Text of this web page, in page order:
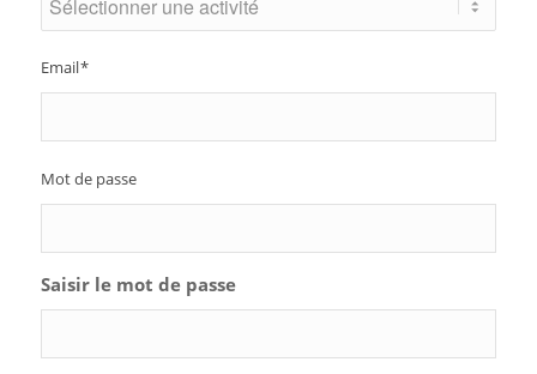
Email*
Mot de passe
Saisir le mot de passe